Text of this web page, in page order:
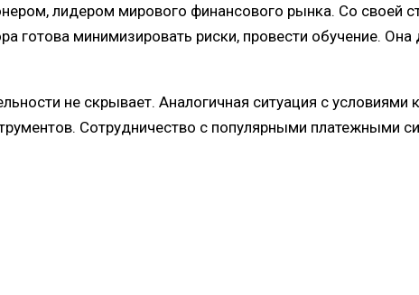
лидером мирового финансового рынка. Со своей
готова минимизировать риски, провести обучение.
не скрывает. Аналогичная ситуация с условиями
Сотрудничество с популярными платежными